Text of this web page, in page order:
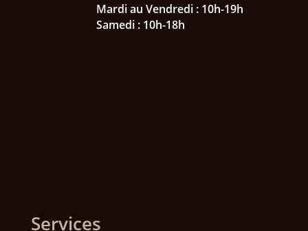
Mardi au Vendredi : 10h-19h
Samedi : 10h-18h
Services